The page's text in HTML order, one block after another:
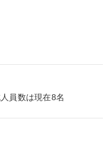
員数は現在8名